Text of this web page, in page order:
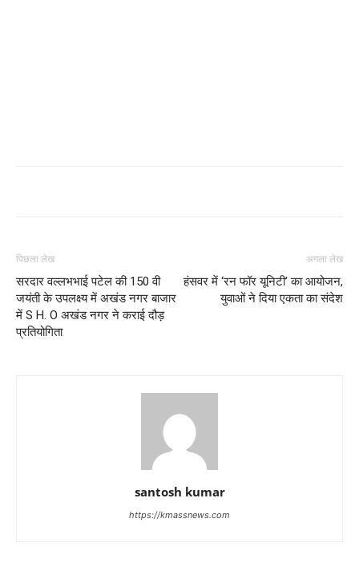
पिछला लेख
सरदार वल्लभभाई पटेल की 150 वी
जयंती के उपलक्ष्य में अखंड नगर बाजार
में S H. O अखंड नगर ने कराई दौड़
प्रतियोगिता
अगला लेख
हंसवर में ‘रन फॉर यूनिटी’ का आयोजन,
युवाओं ने दिया एकता का संदेश
santosh kumar
https://kmassnews.com